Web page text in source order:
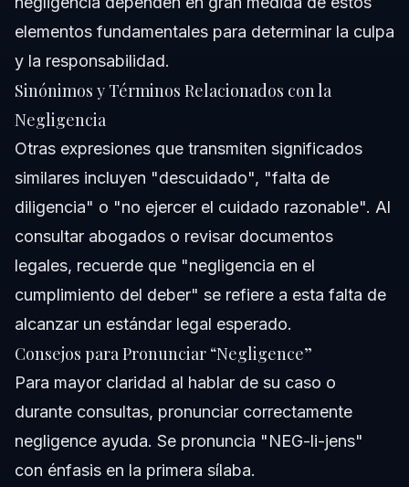
elementos fundamentales para determinar la culpa
y la responsabilidad.
Sinónimos y Términos Relacionados con la
Negligencia
Otras expresiones que transmiten significados
similares incluyen "descuidado", "falta de
diligencia" o "no ejercer el cuidado razonable". Al
consultar abogados o revisar documentos
legales, recuerde que "negligencia en el
cumplimiento del deber" se refiere a esta falta de
alcanzar un estándar legal esperado.
Consejos para Pronunciar “Negligence”
Para mayor claridad al hablar de su caso o
durante consultas, pronunciar correctamente
negligence ayuda. Se pronuncia "NEG-li-jens"
con énfasis en la primera sílaba.